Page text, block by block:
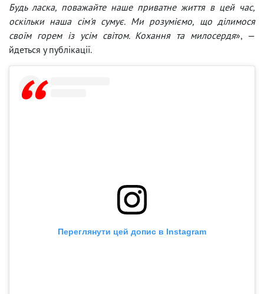
Будь ласка, поважайте наше приватне життя в цей час,
оскільки наша сім'я сумує. Ми розуміємо, що ділимося
своїм горем із усім світом. Кохання та милосердя», —
йдеться у публікації.
Переглянути цей допис в Instagram